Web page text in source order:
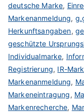
deutsche Marke,
Markenanmeldung,
Herkunftsangaben,
geschützte
Individualmarke,
Registrierung, IR-
Markenanmeldung,
Markeneintragung,
Markenrecherche,